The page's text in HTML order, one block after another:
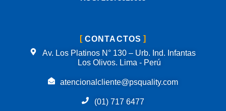
CONTACTOS
Av. Los Platinos N° 130 – Urb. Ind. Infantas
Los Olivos. Lima - Perú
atencionalcliente@psquality.com
(01) 717 6477